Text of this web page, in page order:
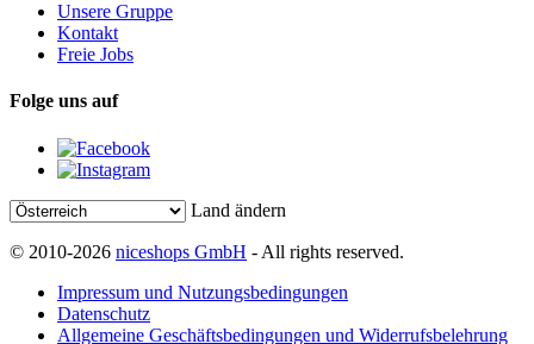
Unsere Gruppe
Kontakt
Freie Jobs
Folge uns auf
Land ändern
© 2010-2026 niceshops GmbH - All rights reserved.
Impressum und Nutzungsbedingungen
Datenschutz
Allgemeine Geschäftsbedingungen und Widerrufsbelehrung